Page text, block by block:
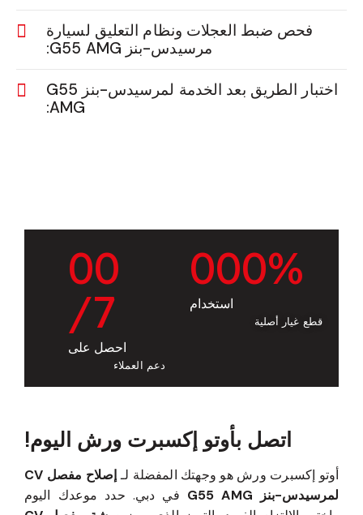
فحص ضبط العجلات ونظام التعليق لسيارة
مرسيدس-بنز G55 AMG:
اختبار الطريق بعد الخدمة لمرسيدس-بنز G55
AMG:
000%
استخدام
قطع غيار أصلية
00
/7
احصل على
دعم العملاء
اتصل بأوتو إكسبرت ورش اليوم!
أوتو إكسبرت ورش هو وجهتك المفضلة لـ
إصلاح مفصل CV
لمرسيدس-بنز G55 AMG
في دبي. حدد موعدك اليوم